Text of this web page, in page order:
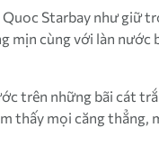
Starbay như giữ
cùng với làn nước
trên những bãi cát
thấy mọi căng thẳng,